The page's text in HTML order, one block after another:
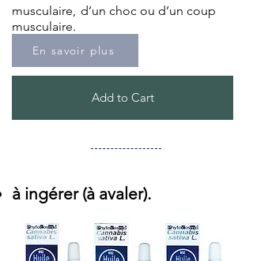
musculaire, d’un choc ou d’un coup
musculaire.
En savoir plus
Add to Cart
à ingérer (à avaler).